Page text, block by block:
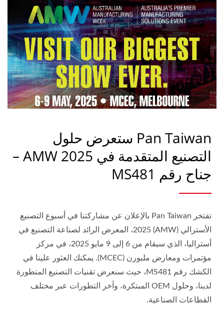
Pan Taiwan ستعرض حلول
التصنيع المتقدمة في AMW 2025 –
جناح رقم MS481
تفتخر Pan Taiwan بالإعلان عن مشاركتنا في أسبوع التصنيع
الأسترالي (AMW) 2025، المعرض الرائد لصناعة التصنيع في
أستراليا، الذي سيقام من 6 إلى 9 مايو 2025، في مركز
مؤتمرات ومعارض ملبورن (MCEC). يمكنك العثور علينا في
الكشك رقم MS481، حيث سنعرض تقنيات التصنيع المتطورة
لدينا، وحلول OEM المبتكرة، وآخر التطورات عبر مختلف
القطاعات الصناعية.